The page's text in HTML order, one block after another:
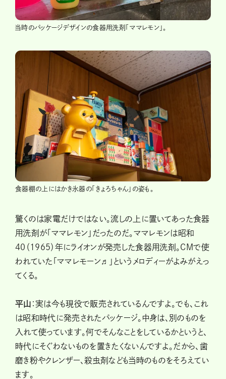
当時のパッケージデザインの食器用洗剤「ママレモン」。
食器棚の上にはかき氷器の「きょろちゃん」の姿も。
驚くのは家電だけではない。流しの上に置いてあった食器
用洗剤が「ママレモン」だったのだ。ママレモンは昭和
40（1965）年にライオンが発売した食器用洗剤。CMで使
われていた「ママレモーン♬」というメロディーがよみがえっ
てくる。
平山 ：実は今も現役で販売されているんですよ。でも、これ
は昭和時代に発売されたパッケージ。中身は、別のものを
入れて使っています。何でそんなことをしているかというと、
時代にそぐわないものを置きたくないんですよ。だから、歯
磨き粉やクレンザー、殺虫剤なども当時のものをそろえてい
ます。